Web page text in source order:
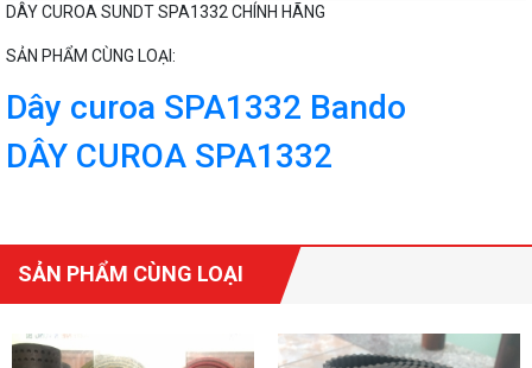
DÂY CUROA SUNDT SPA1332 CHÍNH HÃNG
SẢN PHẨM CÙNG LOẠI:
Dây curoa SPA1332 Bando
DÂY CUROA SPA1332
SẢN PHẨM CÙNG LOẠI